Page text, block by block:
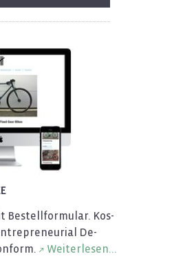
Be­stell­for­mu­lar. Kos­
De­
Wei­ter­le­sen...